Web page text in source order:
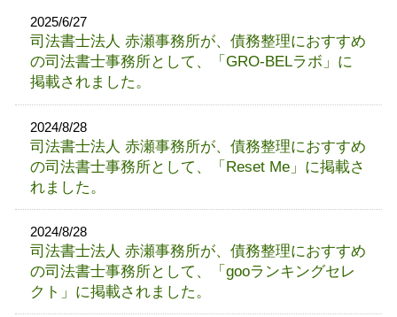
2025/6/27
司法書士法人 赤瀬事務所が、債務整理におすすめ
の司法書士事務所として、「GRO-BELラボ」に
掲載されました。
2024/8/28
司法書士法人 赤瀬事務所が、債務整理におすすめ
の司法書士事務所として、「Reset Me」に掲載さ
れました。
2024/8/28
司法書士法人 赤瀬事務所が、債務整理におすすめ
の司法書士事務所として、「gooランキングセレ
クト」に掲載されました。